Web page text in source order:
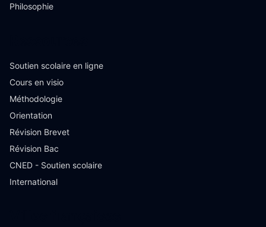
Philosophie
Soutien scolaire en ligne
Cours en visio
Méthodologie
Orientation
Révision Brevet
Révision Bac
CNED - Soutien scolaire
International